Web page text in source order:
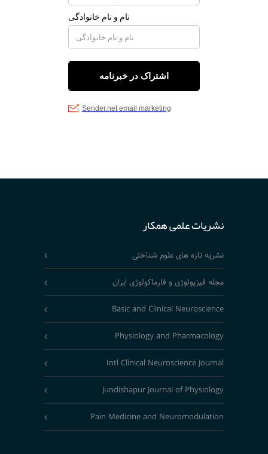
نشریات علمی همکار
نشریه تازه های علوم شناختی
مجله فیزیولوژی و فارماکولوژی ایران
Basic and Clinical Neuroscience
Physiology and Pharmacology
Intl Clinical Neuroscience Journal
Jundishapur Journal of Physiology
Pain Medicine and Neuromodulation